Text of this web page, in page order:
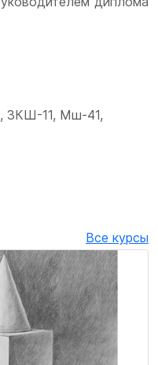
ЗКШ-11, Мш-41,
Все курсы